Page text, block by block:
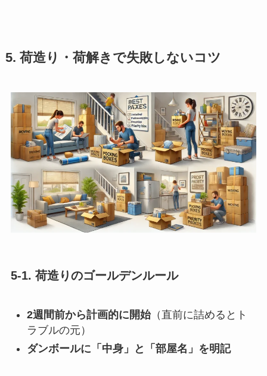
5. 荷造り・荷解きで失敗しないコツ
5-1. 荷造りのゴールデンルール
2週間前から計画的に開始（直前に詰めるとト
ラブルの元）
ダンボールに「中身」と「部屋名」を明記